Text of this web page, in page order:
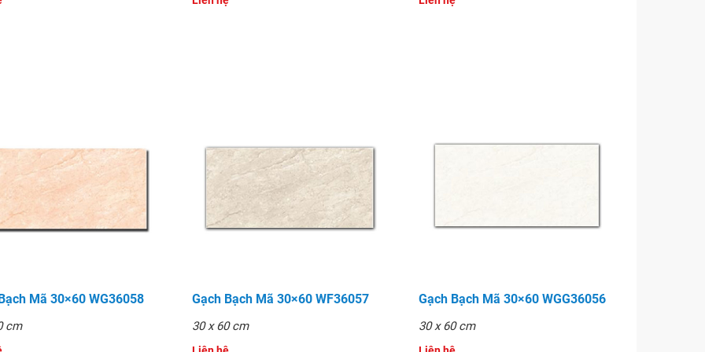
Mã 30×60 WG36058
cm
Gạch Bạch Mã 30×60 WF36057
30 x 60 cm
Gạch Bạch Mã 30×60 WGG36056
30 x 60 cm